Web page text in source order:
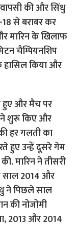
की और सिंधु
से बराबर कर
मारिन के खिलाफ
चैम्पियनशिप
किया और
हुए और मैच पर
शुरू किए और
हर गलती का
हुए उन्हें दूसरे गेम
मारिन ने तीसरी
साल 2014 और
ने पिछले साल
की नोजोमी
2013 और 2014